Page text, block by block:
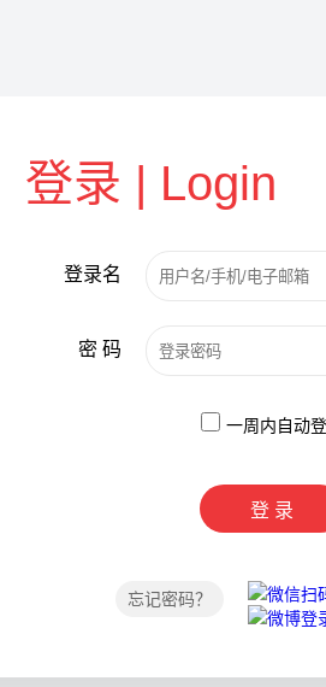
登录 | Login
登录名
密 码
一周内自动
忘记密码？